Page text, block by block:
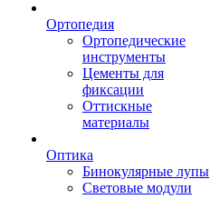
Ортопедия
Ортопедические
инструменты
Цементы для
фиксации
Оттискные
материалы
Оптика
Бинокулярные лупы
Световые модули